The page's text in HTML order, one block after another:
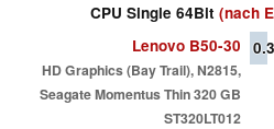
CPU Single 64Bit (nach
Lenovo B50-30
HD Graphics (Bay Trail), N2815,
Seagate Momentus Thin 320 GB
ST320LT012